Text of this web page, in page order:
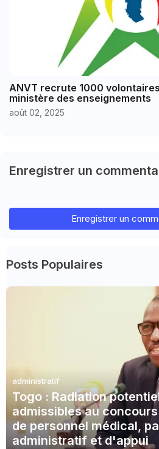
ANVT recrute 1000
ministère des enseignements
août 02, 2025
Enregistrer un
Enregistrer un
Posts Populaires
administratif
Togo : Radiation
admissibles au
de personnel médical,
administratif et d'appui